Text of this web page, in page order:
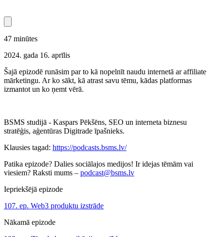
47 minūtes
2024. gada 16. aprīlis
Šajā epizodē runāsim par to kā nopelnīt naudu internetā ar affiliate
mārketingu. Ar ko sākt, kā atrast savu tēmu, kādas platformas
izmantot un ko ņemt vērā.
BSMS studijā - Kaspars Pēkšēns, SEO un interneta biznesu
stratēģis, aģentūras Digitrade īpašnieks.
Klausies tagad: https://podcasts.bsms.lv/
Patika epizode? Dalies sociālajos medijos! Ir idejas tēmām vai
viesiem? Raksti mums – podcast@bsms.lv
Iepriekšējā epizode
107. ep. Web3 produktu izstrāde
Nākamā epizode